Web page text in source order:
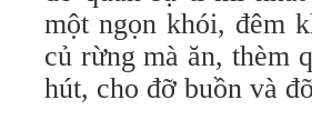
một ngọn khói, đêm
củ rừng mà ăn, thèm
hút, cho đỡ buồn và